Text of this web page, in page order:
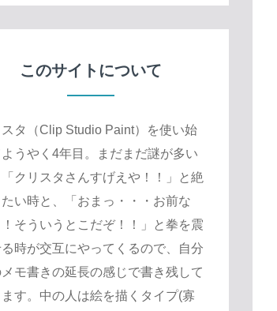
このサイトについて
スタ（Clip Studio Paint）を使い始
うやく4年目。まだまだ謎が多い
クリスタさんすげえや！！」と絶
い時と、「おまっ・・・お前な
！そういうとこだぞ！！」と拳を震
時が交互にやってくるので、自分
メモ書きの延長の感じで書き残して
す。中の人は絵を描くタイプ(寡